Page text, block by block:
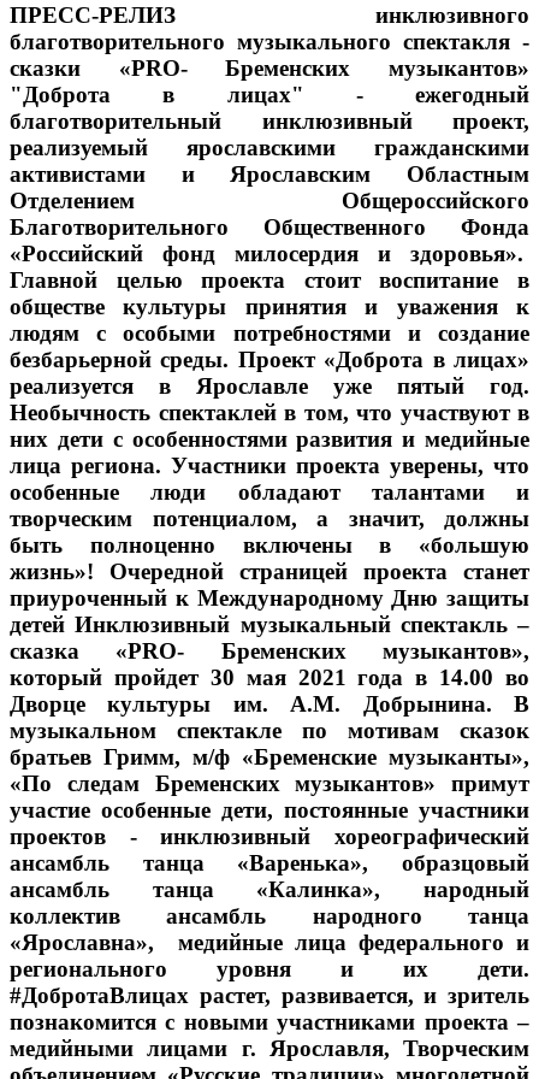
ПРЕСС-РЕЛИЗ инклюзивного
благотворительного музыкального спектакля -
сказки «PRO- Бременских музыкантов»
"Доброта в лицах" - ежегодный
благотворительный инклюзивный проект,
реализуемый ярославскими гражданскими
активистами и Ярославским Областным
Отделением Общероссийского
Благотворительного Общественного Фонда
«Российский фонд милосердия и здоровья».
Главной целью проекта стоит воспитание в
обществе культуры принятия и уважения к
людям с особыми потребностями и создание
безбарьерной среды. Проект «Доброта в лицах»
реализуется в Ярославле уже пятый год.
Необычность спектаклей в том, что участвуют в
них дети с особенностями развития и медийные
лица региона. Участники проекта уверены, что
особенные люди обладают талантами и
творческим потенциалом, а значит, должны
быть полноценно включены в «большую
жизнь»! Очередной страницей проекта станет
приуроченный к Международному Дню защиты
детей Инклюзивный музыкальный спектакль –
сказка «PRO- Бременских музыкантов»,
который пройдет 30 мая 2021 года в 14.00 во
Дворце культуры им. А.М. Добрынина. В
музыкальном спектакле по мотивам сказок
братьев Гримм, м/ф «Бременские музыканты»,
«По следам Бременских музыкантов» примут
участие особенные дети, постоянные участники
проектов - инклюзивный хореографический
ансамбль танца «Варенька», образцовый
ансамбль танца «Калинка», народный
коллектив ансамбль народного танца
«Ярославна», медийные лица федерального и
регионального уровня и их дети.
#ДобротаВлицах растет, развивается, и зритель
познакомится с новыми участниками проекта –
медийными лицами г. Ярославля, Творческим